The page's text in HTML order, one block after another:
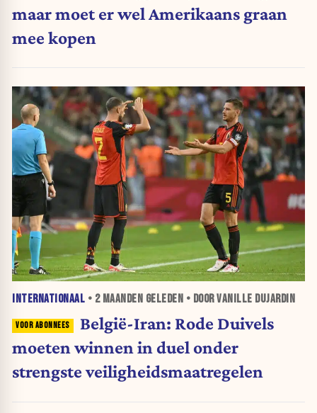
maar moet er wel Amerikaans graan
mee kopen
INTERNATIONAAL • 2 MAANDEN GELEDEN • DOOR VANILLE DUJARDIN
België-Iran: Rode Duivels
moeten winnen in duel onder
strengste veiligheidsmaatregelen